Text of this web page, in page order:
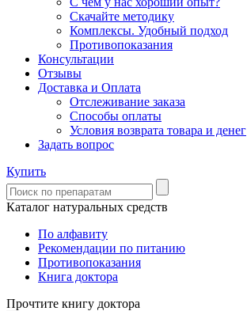
Скачайте методику
Комплексы. Удобный подход
Противопоказания
Консультации
Отзывы
Доставка и Оплата
Отслеживание заказа
Способы оплаты
Условия возврата товара и денег
Задать вопрос
Купить
Каталог натуральных средств
По алфавиту
Рекомендации по питанию
Противопоказания
Книга доктора
Прочтите книгу доктора